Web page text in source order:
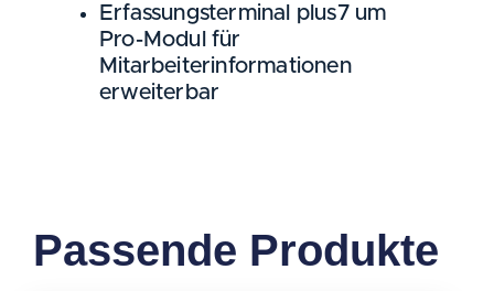
Erfassungsterminal plus7 um
Pro-Modul für
Mitarbeiterinformationen
erweiterbar
Passende Produkte